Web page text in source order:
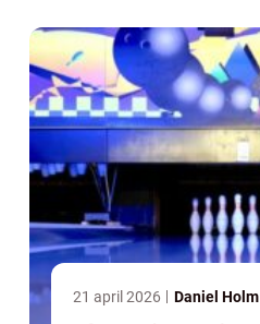
21 april 2026 Daniel Holm